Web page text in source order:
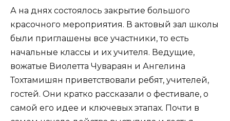
А на днях состоялось закрытие большого
красочного мероприятия. В актовый зал школы
были приглашены все участники, то есть
начальные классы и их учителя. Ведущие,
вожатые Виолетта Чувараян и Ангелина
Тохтамишян приветствовали ребят, учителей,
гостей. Они кратко рассказали о фестивале, о
самой его идее и ключевых этапах. Почти в